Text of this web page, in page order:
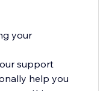
your
support
help you